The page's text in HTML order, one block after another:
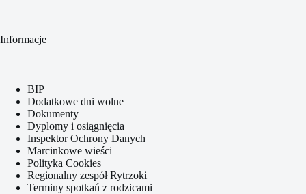
Informacje
BIP
Dodatkowe dni wolne
Dokumenty
Dyplomy i osiągnięcia
Inspektor Ochrony Danych
Marcinkowe wieści
Polityka Cookies
Regionalny zespół Rytrzoki
Terminy spotkań z rodzicami